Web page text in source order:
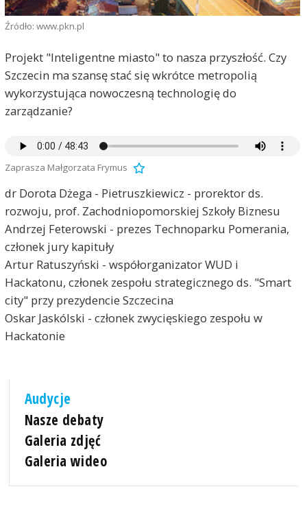
Źródło: www.pkn.pl
Projekt "Inteligentne miasto" to nasza przyszłość. Czy
Szczecin ma szansę stać się wkrótce metropolią
wykorzystująca nowoczesną technologię do
zarządzanie?
Zaprasza Małgorzata Frymus
dr Dorota Dżega - Pietruszkiewicz - prorektor ds.
rozwoju, prof. Zachodniopomorskiej Szkoły Biznesu
Andrzej Feterowski - prezes Technoparku Pomerania,
członek jury kapituły
Artur Ratuszyński - współorganizator WUD i
Hackatonu, członek zespołu strategicznego ds. "Smart
city" przy prezydencie Szczecina
Oskar Jaskólski - członek zwycięskiego zespołu w
Hackatonie
Audycje
Nasze debaty
Galeria zdjęć
Galeria wideo